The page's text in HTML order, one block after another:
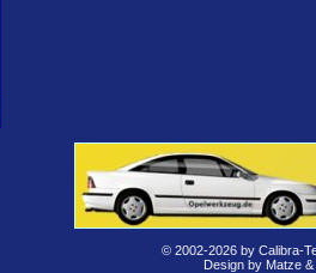
© 2002-2026 by Calibra-
Design by Matze